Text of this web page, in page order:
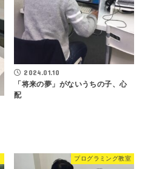
2024.01.10
「将来の夢」がないうちの子、心
配
プログラミング教室